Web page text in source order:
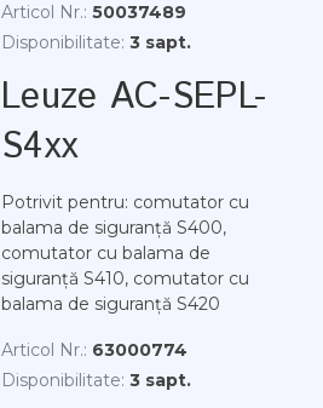
Articol Nr.: 50037489
Disponibilitate: 3 sapt.
Leuze AC-SEPL-
S4xx
Potrivit pentru: comutator cu
balama de siguranță S400,
comutator cu balama de
siguranță S410, comutator cu
balama de siguranță S420
Articol Nr.: 63000774
Disponibilitate: 3 sapt.